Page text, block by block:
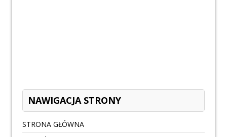
NAWIGACJA STRONY
STRONA GŁÓWNA